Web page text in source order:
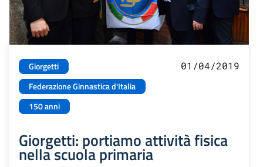
Giorgetti
Federazione Ginnastica d'Italia
150 anni
01/04/2019
Giorgetti: portiamo attività fisica
nella scuola primaria